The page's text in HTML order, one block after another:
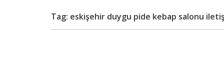
Tag: eskişehir duygu pide kebap salonu